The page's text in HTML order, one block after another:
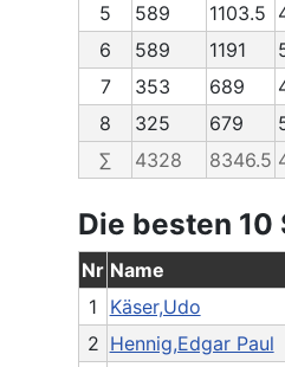
5
589 1103.5
6
589 1191
7
353 689
8
325 679
∑
4328 8346.5
Die besten 10
Nr Name
1
Käser,Udo
2 Hennig,Edgar Paul